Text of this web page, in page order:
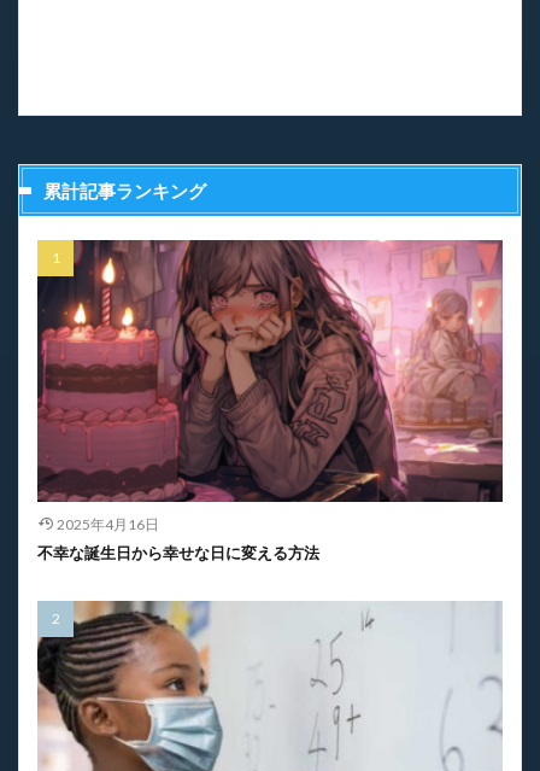
累計記事ランキング
2025年4月16日
不幸な誕生日から幸せな日に変える方法